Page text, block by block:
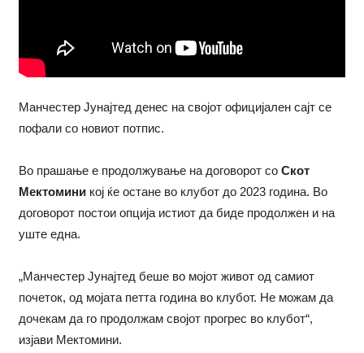
Манчестер Јунајтед денес на својот официјален сајт се
пофали со новиот потпис.
Во прашање е продолжување на договорот со Скот
Мектоминикој ќе остане во клубот до 2023 година. Во
договорот постои опција истиот да биде продолжен и на
уште една.
„Манчестер Јунајтед беше во мојот живот од самиот
почеток, од мојата петта година во клубот. Не можам да
дочекам да го продолжам својот прогрес во клубот“,
изјави Мектомини.